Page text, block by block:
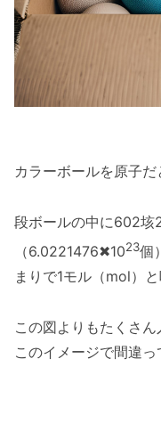
カラーボールを原子だ
段ボールの中に602垓
（6.0221476✖1023個
まりで1モル（mol）と
この図よりもたくさん
このイメージで間違っ